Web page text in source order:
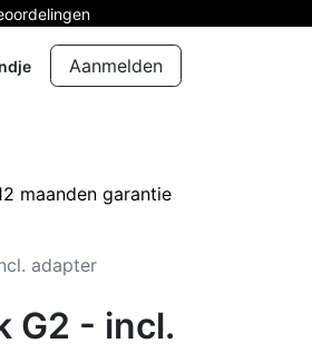
Aanmelden
maanden garantie
adapter
G2 - incl.